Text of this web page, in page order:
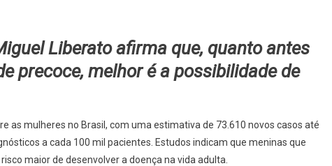
Liberato afirma que, quanto antes
precoce, melhor é a possibilidade de
as mulheres no Brasil, com uma estimativa de 73.610 novos casos até
a cada 100 mil pacientes. Estudos indicam que meninas que
maior de desenvolver a doença na vida adulta.